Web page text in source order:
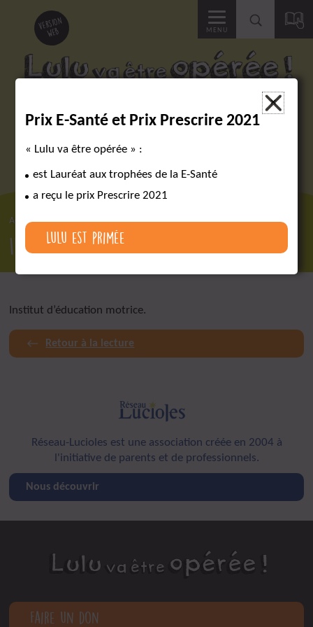
Des outils pour réussir un parcours chirurgical complexe
version
web MENU
Accéder
la
Accueil Lexique IEM
IEM
Institut d’éducation motrice.
Retour à la lecture
Réseau-Lucioles est une association créée en 2004 à
l'initiative de parents et de professionnels.
Nous découvrir
Faire un don
Prix E-Santé et Prix Prescrire 2021
« Lulu va être opérée » :
est Lauréat aux trophées de la E-Santé
a reçu le prix Prescrire 2021
Lulu est primée
×